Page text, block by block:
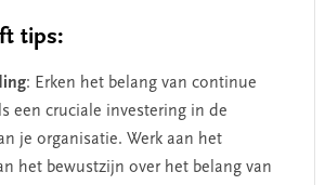
tips:
: Erken het belang van continue
een cruciale investering in de
je organisatie. Werk aan het
het bewustzijn over het belang van